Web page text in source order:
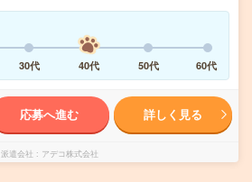
30代 40代 50代 60代
応募へ進む 詳しく見る
派遣会社 アデコ株式会社